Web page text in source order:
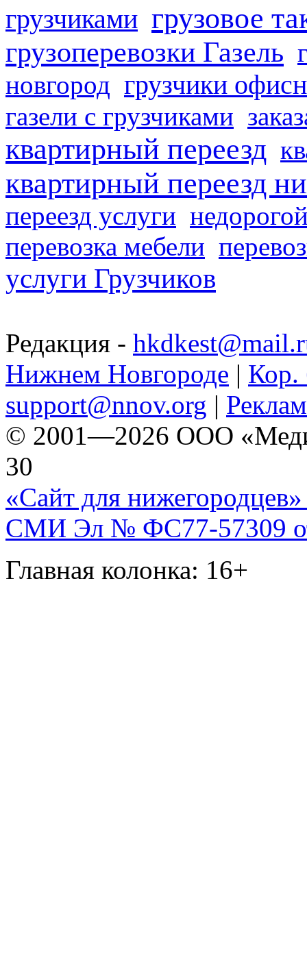
грузчиками грузовое
грузоперевозки Газель
новгород грузчики
газели с грузчиками
квартирный переезд
квартирный переезд
переезд услуги
перевозка мебели
услуги Грузчиков
Редакция -
Нижнем Новгороде | Кор.
support@nnov.org |
© 2001—2026 ООО
30
«Сайт для нижегородцев»
СМИ Эл № ФС77-57309
Главная колонка: 16+